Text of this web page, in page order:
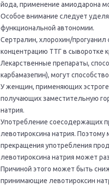
йода, применение амиодарона
Особое внимание следует
функциональной автономии.
Сертралин, хлорохин/
концентрацию ТТГ в сыворотке
Лекарственные препараты,
карбамазепин), могут
У женщин, применяющих
получающих заместительную
натрия.
Употребление соесодержащих
левотироксина натрия.
прекращения употребления
левотироксина натрия может
Причиной этого может быть
принимающие левотироксин